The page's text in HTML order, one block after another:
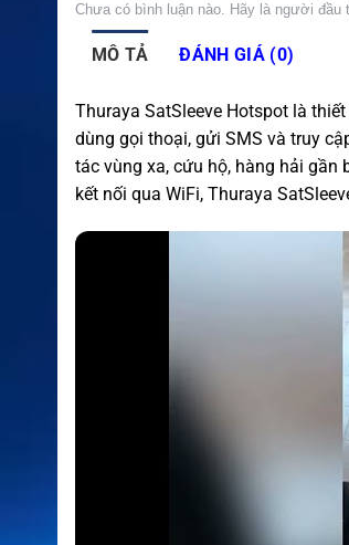
Chưa có bình luận nào. Hãy là người đầu
MÔ TẢ ĐÁNH GIÁ (0)
Thuraya SatSleeve Hotspot là
dùng gọi thoại, gửi SMS và truy
tác vùng xa, cứu hộ, hàng hải gần
kết nối qua WiFi, Thuraya